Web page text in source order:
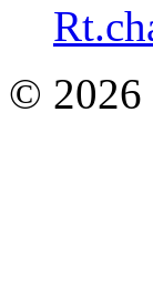
© 2026